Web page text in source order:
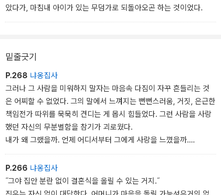
았다가, 마침내 아이가 있는 무덤가로 되돌아오곤 하는 것이었다.
밑줄긋기
P.268 냐옹집사
그러나 그 사람을 미워하지 말자는 마음속 다짐이 자꾸 흔들리는 것
은 어찌할 수 없었다. 그의 말에서 느껴지는 뻔뻔스러움, 거짓, 은근한
책임전가 따위를 묵묵히 견디는 게 몹시 힘들었다. 그런 사람을 사랑
했던 자신의 무분별함을 참기가 괴로웠다.
내가 왜 그랬을까. 언제 어디서부터 그에게 사랑을 느꼈을까.
조금만 더 현명했더라면 이 사람을 피할 수 있었을까.
P.266 냐옹집사
˝그야 집안 분란 없이 결혼식을 올릴 수 있는 거지.˝